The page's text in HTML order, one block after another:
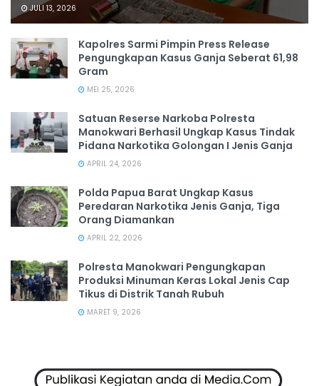
JULI 13, 2026
Kapolres Sarmi Pimpin Press Release
Pengungkapan Kasus Ganja Seberat 61,98
Gram
MEI 25, 2026
Satuan Reserse Narkoba Polresta
Manokwari Berhasil Ungkap Kasus Tindak
Pidana Narkotika Golongan I Jenis Ganja
APRIL 24, 2026
Polda Papua Barat Ungkap Kasus
Peredaran Narkotika Jenis Ganja, Tiga
Orang Diamankan
APRIL 22, 2026
Polresta Manokwari Pengungkapan
Produksi Minuman Keras Lokal Jenis Cap
Tikus di Distrik Tanah Rubuh
MARET 9, 2026